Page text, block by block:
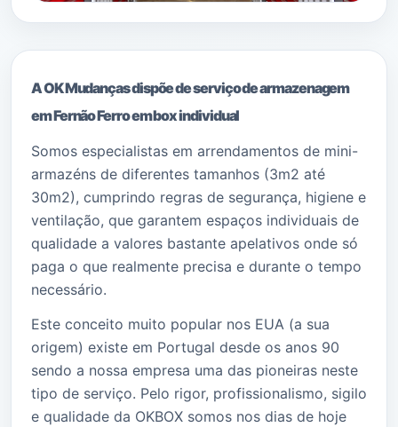
A OK Mudanças dispõe de serviço de armazenagem
em Fernão Ferro em box individual
Somos especialistas em arrendamentos de mini-
armazéns de diferentes tamanhos (3m2 até
30m2), cumprindo regras de segurança, higiene e
ventilação, que garantem espaços individuais de
qualidade a valores bastante apelativos onde só
paga o que realmente precisa e durante o tempo
necessário.
Este conceito muito popular nos EUA (a sua
origem) existe em Portugal desde os anos 90
sendo a nossa empresa uma das pioneiras neste
tipo de serviço. Pelo rigor, profissionalismo, sigilo
e qualidade da OKBOX somos nos dias de hoje